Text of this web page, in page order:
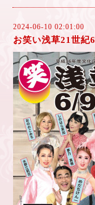
2024-06-10 02:01:00
お笑い浅草21世紀